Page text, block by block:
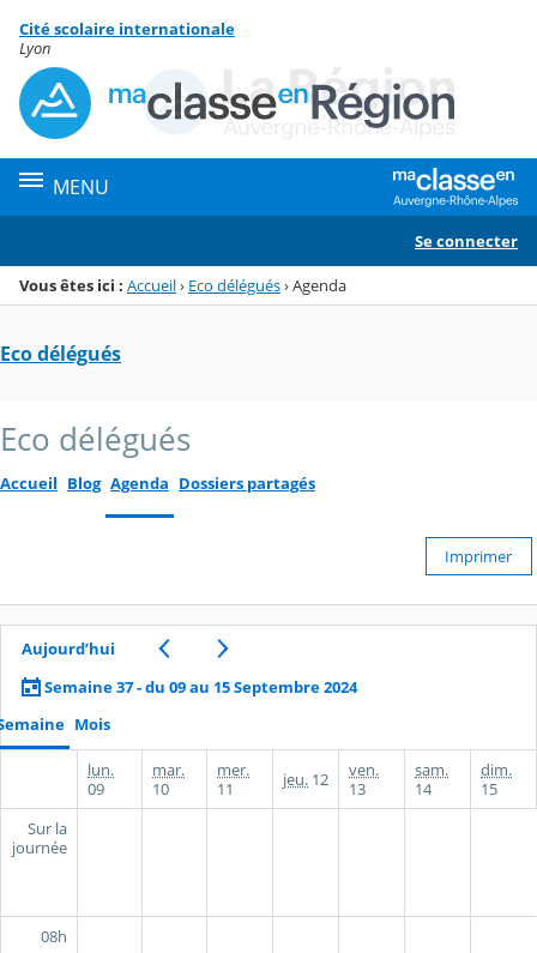
Menu de la rubrique
Contenu
Cité scolaire internationale
Lyon
MENU
Se connecter
Vous êtes ici : Accueil› Eco délégués›Agenda
Eco délégués
Eco délégués
Accueil Blog Agenda Dossiers partagés
Imprimer
Aujourd’hui
Semaine 37 - du 09 au 15 Septembre 2024
Mois
lun.
09
mar.
10
mer.
11
jeu. 12
ven.
13
sam.
14
dim.
15
Sur la
journée
08h